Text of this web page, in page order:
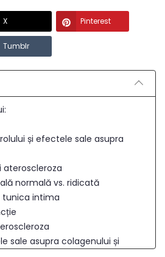
X Pinterest
Tumblr
și efectele sale asupra
ateroscleroza
normală vs. ridicată
tunica intima
sale asupra colagenului și